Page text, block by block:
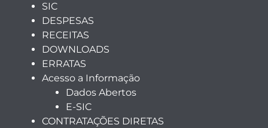
SIC
DESPESAS
RECEITAS
DOWNLOADS
ERRATAS
Acesso a Informação
Dados Abertos
E-SIC
CONTRATAÇÕES DIRETAS